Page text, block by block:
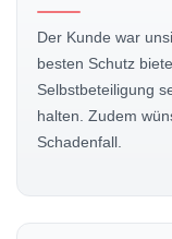
Der Kunde war
besten Schutz
Selbstbeteiligung
halten. Zudem
Schadenfall.